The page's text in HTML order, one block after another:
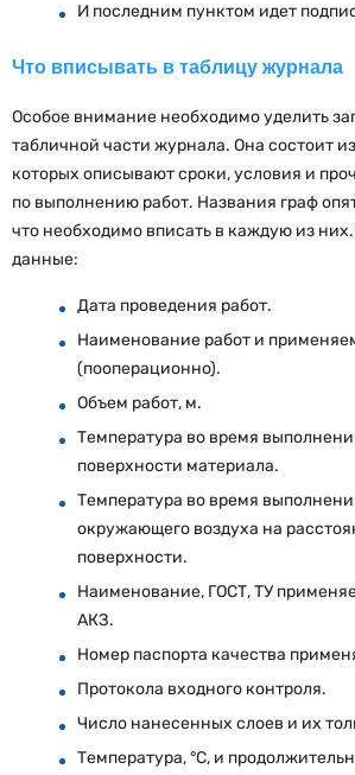
И последним пунктом идет
Что вписывать в таблицу журнала
Особое внимание необходимо уделить
табличной части журнала. Она состоит
которых описывают сроки, условия и
по выполнению работ. Названия граф
что необходимо вписать в каждую из
данные:
Дата проведения работ.
Наименование работ и
(пооперационно).
Объем работ, м.
Температура во время
поверхности материала.
Температура во время
окружающего воздуха на
поверхности.
Наименование, ГОСТ, ТУ
АКЗ.
Номер паспорта качества
Протокола входного контроля.
Число нанесенных слоев и их
Температура, °С, и